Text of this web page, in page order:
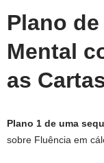
Plano
Mental
as
Plano 1 de uma
sobre Fluência em